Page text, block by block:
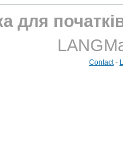
для
Contact-